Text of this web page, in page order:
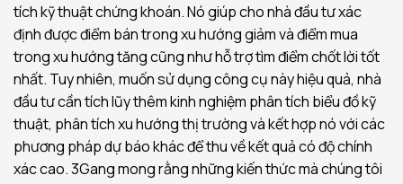
tích kỹ thuật chứng khoán. Nó giúp cho nhà đầu tư xác
định được điểm bán trong xu hướng giảm và điểm mua
trong xu hướng tăng cũng như hỗ trợ tìm điểm chốt lời tốt
nhất. Tuy nhiên, muốn sử dụng công cụ này hiệu quả, nhà
đầu tư cần tích lũy thêm kinh nghiệm phân tích biểu đồ kỹ
thuật, phân tích xu hướng thị trường và kết hợp nó với các
phương pháp dự báo khác để thu về kết quả có độ chính
xác cao. 3Gang mong rằng những kiến thức mà chúng tôi